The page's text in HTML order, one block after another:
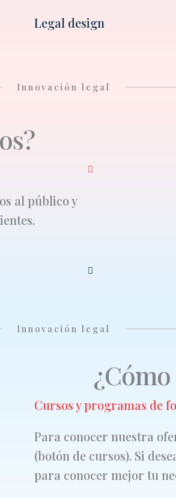
Legal design
Innovación legal
al público y
Innovación legal
Cursos y programas de
Para conocer nuestra
(botón de cursos). Si
para conocer mejor tu